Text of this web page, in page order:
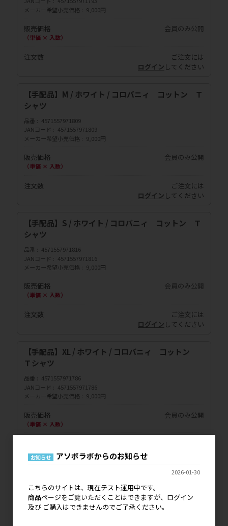
メーカー希望小売価格
9,000円
販売価格
（単価 × 入数）
会員のみ公開
注文数
ご注文には
ログイン してください
【手配品】M / ホワイト / コロバニィ コットン Ｔ
シャツ
品番
4571557971809
JANコード
4571557971809
メーカー希望小売価格
9,000円
販売価格
（単価 × 入数）
会員のみ公開
注文数
ご注文には
ログイン してください
【手配品】S / ホワイト / コロバニィ コットン Ｔ
シャツ
品番
4571557971816
JANコード
4571557971816
メーカー希望小売価格
9,000円
販売価格
（単価 × 入数）
会員のみ公開
注文数
ご注文には
ログイン してください
【手配品】XL / ホワイト / コロバニィ コットン
Ｔシャツ
品番
4571557971786
JANコード
4571557971786
メーカー希望小売価格
9,000円
販売価格
（単価 × 入数）
会員のみ公開
ログイン
シャツ
品番
4571557971724
お知らせ アソボラボからのお知らせ
2026-01-30
こちらのサイトは、現在テスト運用中です。
商品ページをご覧いただくことはできますが、ログイン
及び ご購入はできませんのでご了承ください。